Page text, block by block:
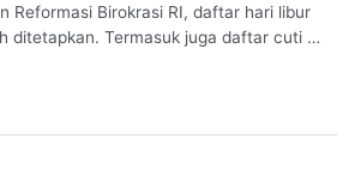
Reformasi Birokrasi RI, daftar hari libur
ditetapkan. Termasuk juga daftar cuti …